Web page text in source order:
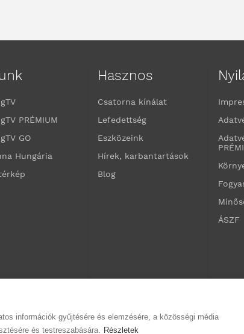
PRÉMIUM
GO
Hungária
Hasznos
Csatorna kínálat
Lefedettség
Eszközeink
Hírek, karbantartások
Blog
ÁSZF
információk gyűjtésére és elemzésére, a közösségi média
és testreszabására. Részletek